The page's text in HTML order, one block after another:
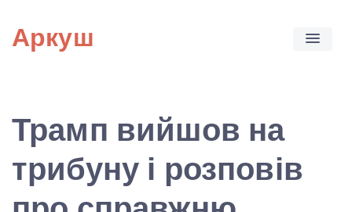
content
Аркуш
Трамп вийшов на
трибуну і розповів